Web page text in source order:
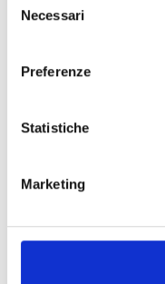
delNecessari
Preferenze
Statistiche
Marketing